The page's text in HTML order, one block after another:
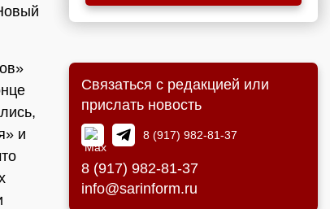
и
Связаться с редакцией или
прислать новость
8 (917) 982-81-37
8 (917) 982-81-37
info@sarinform.ru